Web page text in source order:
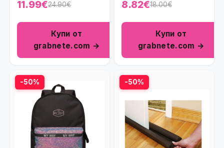
11.99€24.90€
Купи от
grabnete.com →
8.82€18.00€
Купи от
grabnete.com →
-50% -50%